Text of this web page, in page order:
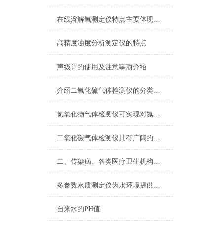
在线溶解氧测定仪特点主要体现在这几个方面
高精度浊度分析测定仪的特点
声级计的使用及注意事项介绍
介绍二氧化硫气体检测仪的分类和优势
氮氧化物气体检测仪可实现对氮氧化物排放的有效监控
二氧化碳气体检测仪具有广阔的应用市场
二、传染病、各类医疗卫生机构卫生监督快速检测设备方案
多参数水质测定仪为水环境提供了坚强有力的保障
自来水的PH值